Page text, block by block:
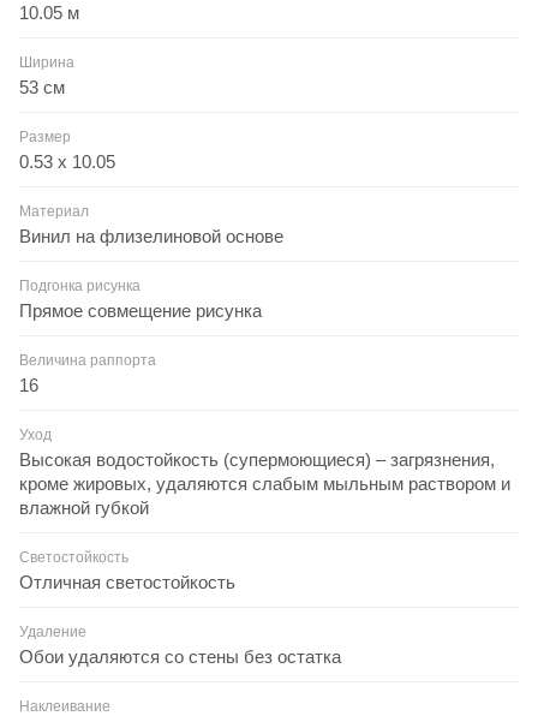
10.05 м
Ширина
53 см
Размер
0.53 x 10.05
Материал
Винил на флизелиновой основе
Подгонка рисунка
Прямое совмещение рисунка
Величина раппорта
16
Уход
Высокая водостойкость (супермоющиеся) – загрязнения,
кроме жировых, удаляются слабым мыльным раствором и
влажной губкой
Светостойкость
Отличная светостойкость
Удаление
Обои удаляются со стены без остатка
Наклеивание